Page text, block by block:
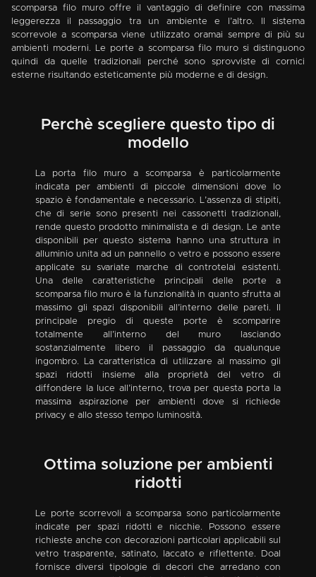
scomparsa filo muro offre il vantaggio di definire con massima
leggerezza il passaggio tra un ambiente e l’altro. Il sistema
scorrevole a scomparsa viene utilizzato oramai sempre di più su
ambienti moderni. Le porte a scomparsa filo muro si distinguono
quindi da quelle tradizionali perché sono sprovviste di cornici
esterne risultando esteticamente più moderne e di design.
Perchè scegliere questo tipo di
modello
La porta filo muro a scomparsa è particolarmente
indicata per ambienti di piccole dimensioni dove lo
spazio è fondamentale e necessario. L’assenza di stipiti,
che di serie sono presenti nei cassonetti tradizionali,
rende questo prodotto minimalista e di design. Le ante
disponibili per questo sistema hanno una struttura in
alluminio unita ad un pannello o vetro e possono essere
applicate su svariate marche di controtelai esistenti.
Una delle caratteristiche principali delle porte a
scomparsa filo muro è la funzionalità in quanto sfrutta al
massimo gli spazi disponibili all’interno delle pareti. Il
principale pregio di queste porte è scomparire
totalmente all’interno del muro lasciando
sostanzialmente libero il passaggio da qualunque
ingombro. La caratteristica di utilizzare al massimo gli
spazi ridotti insieme alla proprietà del vetro di
diffondere la luce all’interno, trova per questa porta la
massima aspirazione per ambienti dove si richiede
privacy e allo stesso tempo luminosità.
Le porte scorrevoli a scomparsa sono particolarmente
indicate per spazi ridotti e nicchie. Possono essere
richieste anche con decorazioni particolari applicabili sul
vetro trasparente, satinato, laccato e riflettente. Doal
fornisce diversi tipologie di decori che arredano con
Ottima soluzione per ambienti
ridotti